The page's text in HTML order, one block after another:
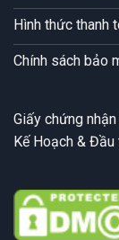
Hình thức thanh
Chính sách bảo
Giấy chứng
Kế Hoạch &